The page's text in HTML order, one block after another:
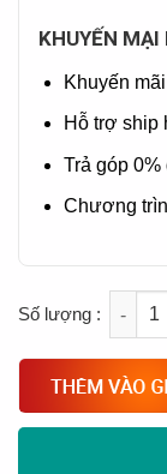
KHUYẾN MẠI
Khuyến
Hỗ trợ ship
Trả góp 0%
Chương